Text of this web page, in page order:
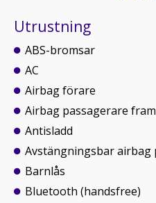
Utrustning
ABS-bromsar
AC
Airbag förare
Airbag passagerare fram
Antisladd
Avstängningsbar airbag
Barnlås
Bluetooth (handsfree)